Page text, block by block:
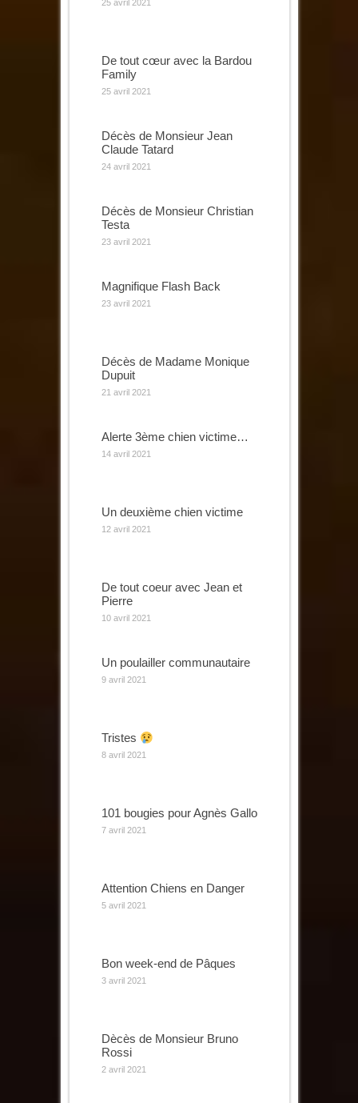
25 avril 2021
De tout cœur avec la Bardou
Family
25 avril 2021
Décès de Monsieur Jean
Claude Tatard
24 avril 2021
Décès de Monsieur Christian
Testa
23 avril 2021
Magnifique Flash Back
23 avril 2021
Décès de Madame Monique
Dupuit
21 avril 2021
Alerte 3ème chien victime…
14 avril 2021
Un deuxième chien victime
12 avril 2021
De tout coeur avec Jean et
Pierre
10 avril 2021
Un poulailler communautaire
9 avril 2021
Tristes
8 avril 2021
101 bougies pour Agnès Gallo
7 avril 2021
Attention Chiens en Danger
5 avril 2021
Bon week-end de Pâques
3 avril 2021
Dècès de Monsieur Bruno
Rossi
2 avril 2021